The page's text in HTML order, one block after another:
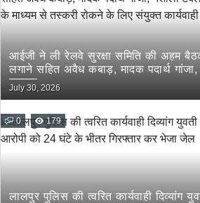
आईजी ने ली रेलवे सुरक्षा समिति की अहम
लगाने सहित अवैध कबाड़, मादक पदार्थ
इत्यादि की रेलवे के माध्यम से तस्करी रोकने के
के दिये गये निर्देश
July 30, 2026
0 179
लालपुर पुलिस की त्वरित कार्यवाही दिव्यांग